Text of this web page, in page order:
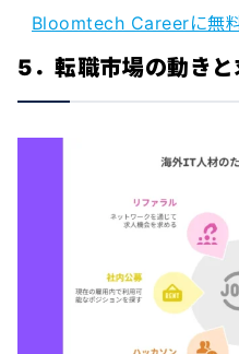
Bloomtech Careerに無
5．転職市場の動き